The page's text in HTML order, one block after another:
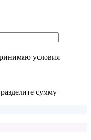
условия
сумму